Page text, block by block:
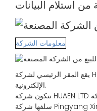
معلومات الشركة
يقع المقر الرئيسي لشركة HUAEN LTD في آنهوي، الصين، وتغطي مساحة 18600 متر مربع، وهي شركة شاملة عالية التقنية متخصصة في مجال يجمع بين البحث والتصنيع والمبيعات وخدمة ما بعد البيع للمرافق المالية والمنتجات
الإلكترونية.
تتكون شركة HUAEN LTD من شركة Anhui Province Huaen Electronic Technology Co., Ltd، التي تقع في هوانغشان، آنهوي، الصين، وشركة Zhejiang Huaen Electronic Technology Co., Ltd، والتي كانت